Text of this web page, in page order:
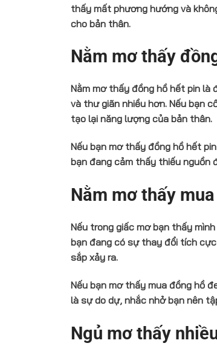
thấy mất phương hướng và
cho bản thân.
Nằm mơ thấy
Nằm mơ thấy đồng hồ hết pin là
và thư giãn nhiều hơn. Nếu bạn
tạo lại năng lượng của bản thân.
Nếu bạn mơ thấy đồng hồ hết
bạn đang cảm thấy thiếu nguồn
Nằm mơ thấy
Nếu trong giấc mơ bạn thấy
bạn đang có sự thay đổi tích
sắp xảy ra.
Nếu bạn mơ thấy mua đồng hồ
là sự do dự, nhắc nhở bạn nên
Ngủ mơ thấy